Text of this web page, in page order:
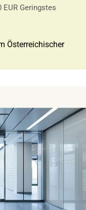
EUR Geringstes
Österreichischer